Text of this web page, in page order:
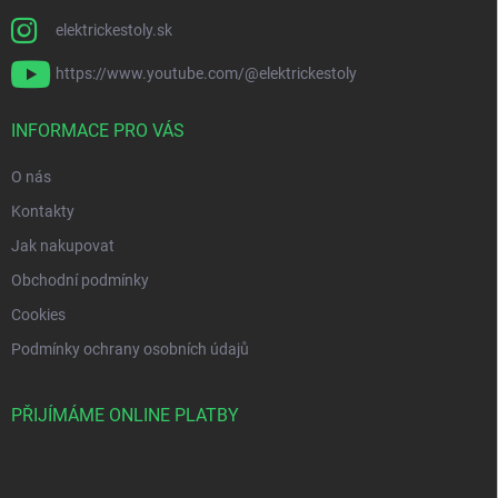
elektrickestoly.sk
https://www.youtube.com/@elektrickestoly
INFORMACE PRO VÁS
O nás
Kontakty
Jak nakupovat
Obchodní podmínky
Cookies
Podmínky ochrany osobních údajů
PŘIJÍMÁME ONLINE PLATBY